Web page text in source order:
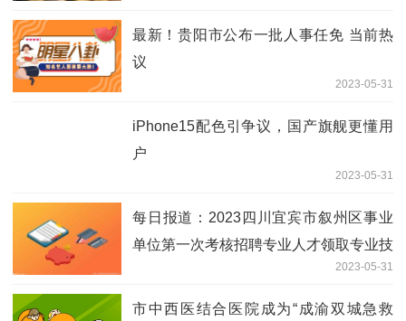
最新！贵阳市公布一批人事任免 当前热
议
2023-05-31
iPhone15配色引争议，国产旗舰更懂用
户
2023-05-31
每日报道：2023四川宜宾市叙州区事业
单位第一次考核招聘专业人才领取专业技
能测试通知单和结构化面试通知单补充公
告
2023-05-31
市中西医结合医院成为“成渝双城急救